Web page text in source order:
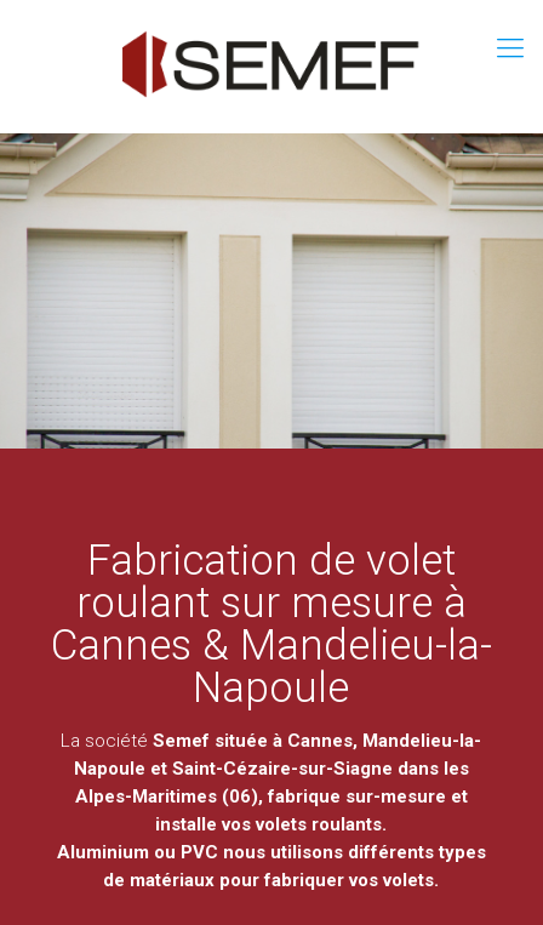
Fabrication de volet
roulant sur mesure à
Cannes & Mandelieu-la-
Napoule
La sociétéSemef située à Cannes, Mandelieu-la-
Napoule et Saint-Cézaire-sur-Siagne dans les
Alpes-Maritimes(06), fabrique sur-mesure et
installe vosvolets roulants.
Aluminium ou PVC nous utilisons différents types
de matériaux pour fabriquer vosvolets.